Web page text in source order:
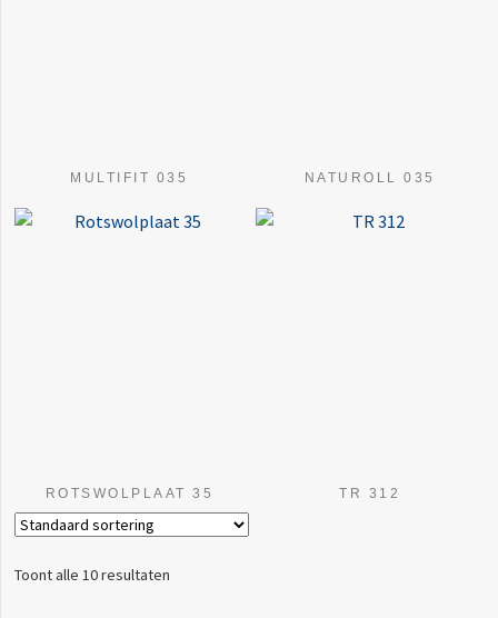
MULTIFIT 035 NATUROLL 035
ROTSWOLPLAAT 35 TR 312
Toont alle 10 resultaten